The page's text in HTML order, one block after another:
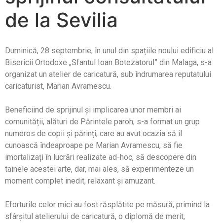
de la Sevilia
Duminică, 28 septembrie, în unul din spațiile noului edificiu al
Bisericii Ortodoxe „Sfantul Ioan Botezatorul” din Malaga, s-a
organizat un atelier de caricatură, sub îndrumarea reputatului
caricaturist, Marian Avramescu.
Beneficiind de sprijinul și implicarea unor membri ai
comunității, alături de Părintele paroh, s-a format un grup
numeros de copii și părinți, care au avut ocazia să il
cunoască îndeaproape pe Marian Avramescu, să fie
imortalizați în lucrări realizate ad-hoc, să descopere din
tainele acestei arte, dar, mai ales, să experimenteze un
moment complet inedit, relaxant și amuzant.
Eforturile celor mici au fost răsplătite pe măsură, primind la
sfârșitul atelierului de caricatură, o diplomă de merit,